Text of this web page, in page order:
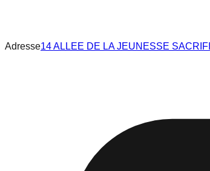
Adresse14 ALLEE DE LA JEUNESSE